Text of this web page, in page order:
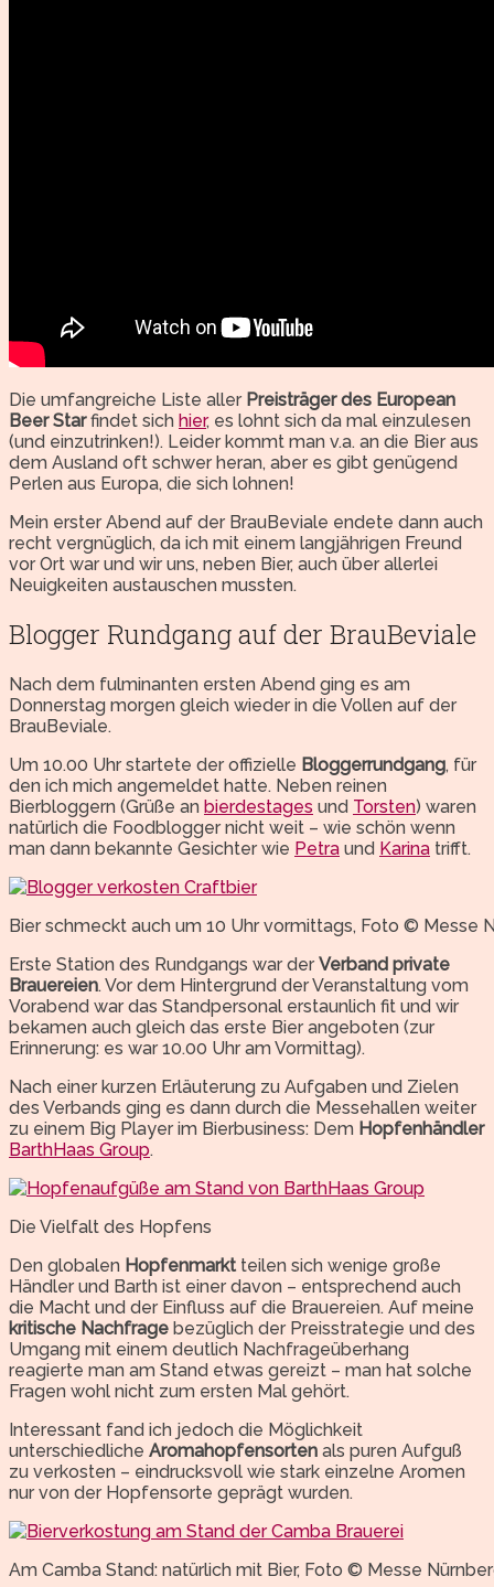
Die umfangreiche Liste aller Preisträger des European
Beer Starfindet sich hier, es lohnt sich da mal einzulesen
(und einzutrinken!). Leider kommt man v.a. an die Bier aus
dem Ausland oft schwer heran, aber es gibt genügend
Perlen aus Europa, die sich lohnen!
Mein erster Abend auf der BrauBeviale endete dann auch
recht vergnüglich, da ich mit einem langjährigen Freund
vor Ort war und wir uns, neben Bier, auch über allerlei
Neuigkeiten austauschen mussten.
Blogger Rundgang auf der BrauBeviale
Nach dem fulminanten ersten Abend ging es am
Donnerstag morgen gleich wieder in die Vollen auf der
BrauBeviale.
Um 10.00 Uhr startete der offizielle Bloggerrundgang, für
den ich mich angemeldet hatte. Neben reinen
Bierbloggern (Grüße an bierdestages und Torsten) waren
natürlich die Foodblogger nicht weit – wie schön wenn
man dann bekannte Gesichter wie Petra und Karina trifft.
Bier schmeckt auch um 10 Uhr vormittags, Foto © Messe
Erste Station des Rundgangs war der Verband private
Brauereien. Vor dem Hintergrund der Veranstaltung vom
Vorabend war das Standpersonal erstaunlich fit und wir
bekamen auch gleich das erste Bier angeboten (zur
Erinnerung: es war 10.00 Uhr am Vormittag).
Nach einer kurzen Erläuterung zu Aufgaben und Zielen
des Verbands ging es dann durch die Messehallen weiter
zu einem Big Player im Bierbusiness: Dem Hopfenhändler
BarthHaas Group.
Die Vielfalt des Hopfens
Den globalen Hopfenmarktteilen sich wenige große
Händler und Barth ist einer davon – entsprechend auch
die Macht und der Einfluss auf die Brauereien. Auf meine
kritische Nachfrage bezüglich der Preisstrategie und des
Umgang mit einem deutlich Nachfrageüberhang
reagierte man am Stand etwas gereizt – man hat solche
Fragen wohl nicht zum ersten Mal gehört.
Interessant fand ich jedoch die Möglichkeit
unterschiedliche Aromahopfensorten als puren Aufguß
zu verkosten – eindrucksvoll wie stark einzelne Aromen
nur von der Hopfensorte geprägt wurden.
Am Camba Stand: natürlich mit Bier, Foto © Messe